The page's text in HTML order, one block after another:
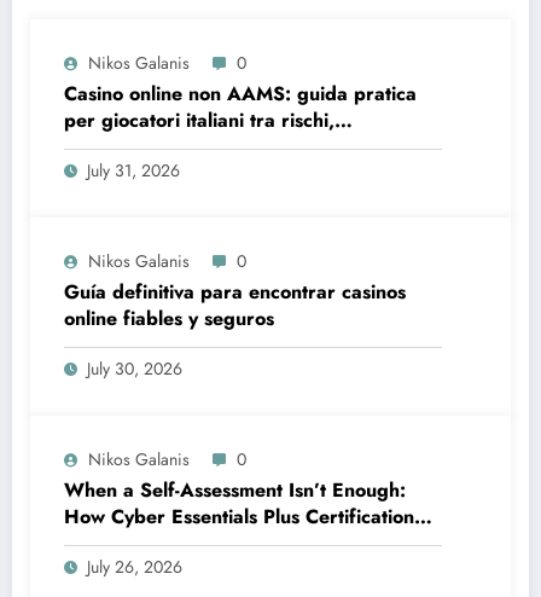
Nikos Galanis 0
Casino online non AAMS: guida pratica
per giocatori italiani tra rischi,
opportunità e verifiche
July 31, 2026
Nikos Galanis 0
Guía definitiva para encontrar casinos
online fiables y seguros
July 30, 2026
Nikos Galanis 0
When a Self-Assessment Isn’t Enough:
How Cyber Essentials Plus Certification
Proves Your Security Posture in the Real
World
July 26, 2026